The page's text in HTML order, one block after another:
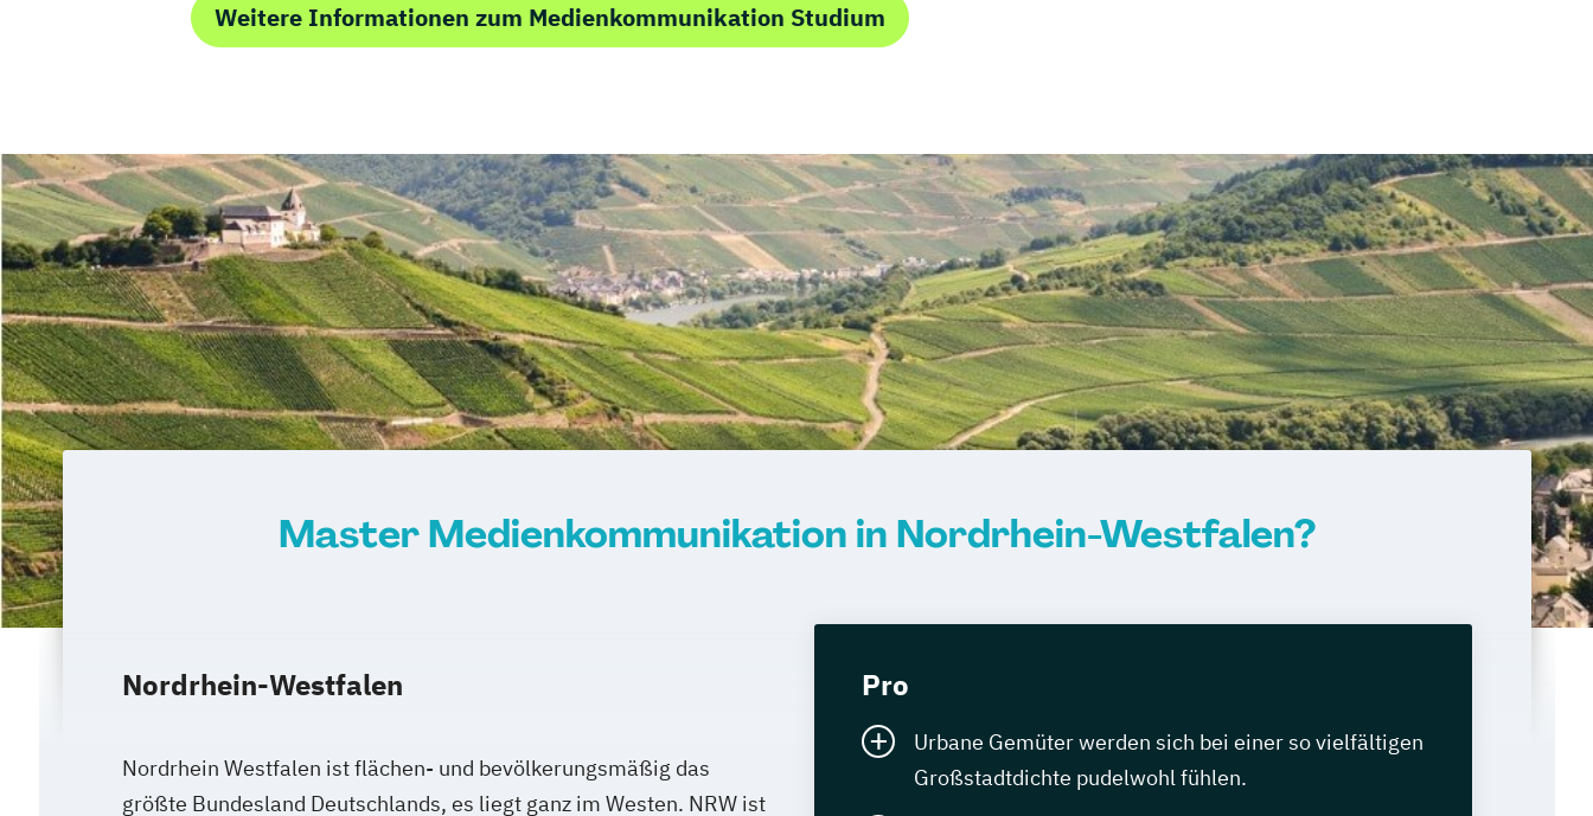
Weitere Informationen zum Medienkommunikation Studium
Master Medienkommunikation in Nordrhein-Westfalen?
Nordrhein-Westfalen
Nordrhein Westfalen ist flächen- und bevölkerungsmäßig das
größte Bundesland Deutschlands, es liegt ganz im Westen. NRW ist
Pro
Urbane Gemüter werden sich bei einer so vielfältigen
Großstadtdichte pudelwohl fühlen.